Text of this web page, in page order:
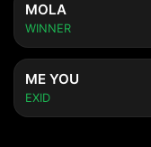
MOLA
WINNER
ME YOU
EXID